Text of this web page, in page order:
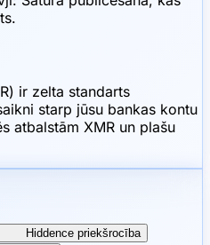
ir zelta standarts
starp jūsu bankas kontu
atbalstām XMR un plašu
Hiddence priekšrocība